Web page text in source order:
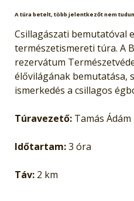
A túra betelt, több jelentkezőt nem
Csillagászati bemutatóval
természetismereti túra. A
rezervátum
élővilágának bemutatása,
ismerkedés a csillagos
Túravezető:Tamás Ádám
Időtartam:3 óra
Táv:2 km